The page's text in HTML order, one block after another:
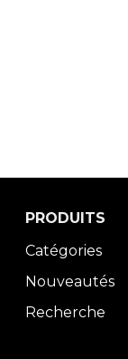
PRODUITS
Catégories
Nouveautés
Recherche